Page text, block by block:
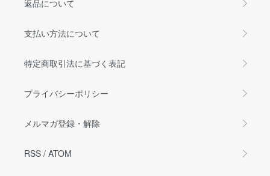
返品について
支払い方法について
特定商取引法に基づく表記
プライバシーポリシー
メルマガ登録・解除
RSS / ATOM